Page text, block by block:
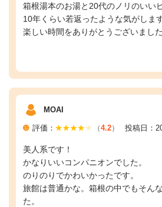
箱根湯本のお湯と20代のノリのいい
10年くらい若返ったような気がしま
楽しい時間をありがとうございました
MOAI
評価： （4.2） 投稿日：
美人系です！
かなりいいコンパニオンでした。
のりのりでかわいかったです。
旅館は普通かな。箱根の中でもそん
た。